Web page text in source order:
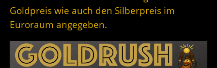
Goldpreis wie auch den Silberpreis im
Euroraum angegeben.